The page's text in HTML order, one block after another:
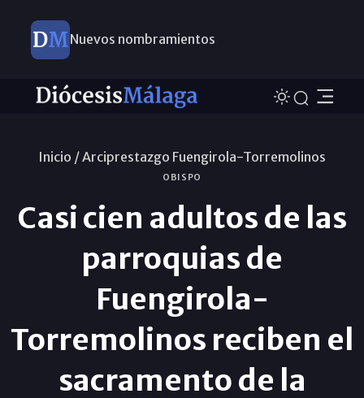
Nuevos nombramientos
Este domingo, Campaña Pro Templos
Inicio /Arciprestazgo Fuengirola-Torremolinos
OBISPO
Casi cien adultos de las
parroquias de
Fuengirola-
Torremolinos reciben el
sacramento de la